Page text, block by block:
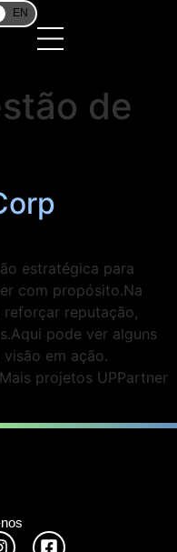
EN
de
estratégica para
com propósito.Na
reforçar reputação,
pode ver alguns
em ação.
projetos UPPartner